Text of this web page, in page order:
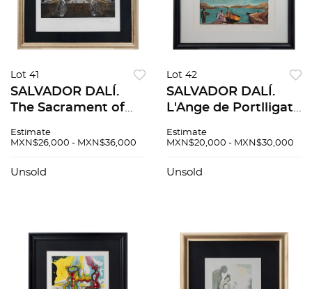
Lot 41
SALVADOR DALÍ.
The Sacrament of
Firmado a lápiz.
aguafuerte y
Estimate
MXN$26,000 - MXN$36,000
Unsold
Lot 42
SALVADOR DALÍ.
L'Ange de Portlligat.
E. A. 63 x 43.5 cm
papel
Estimate
MXN$20,000 - MXN$30,000
Unsold